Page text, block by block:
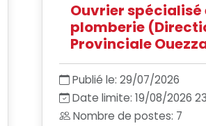
Ouvrier spécialisé
plomberie
Provinciale
Publié le: 29/07/2026
Date limite: 19/08/2026
Nombre de postes: 7